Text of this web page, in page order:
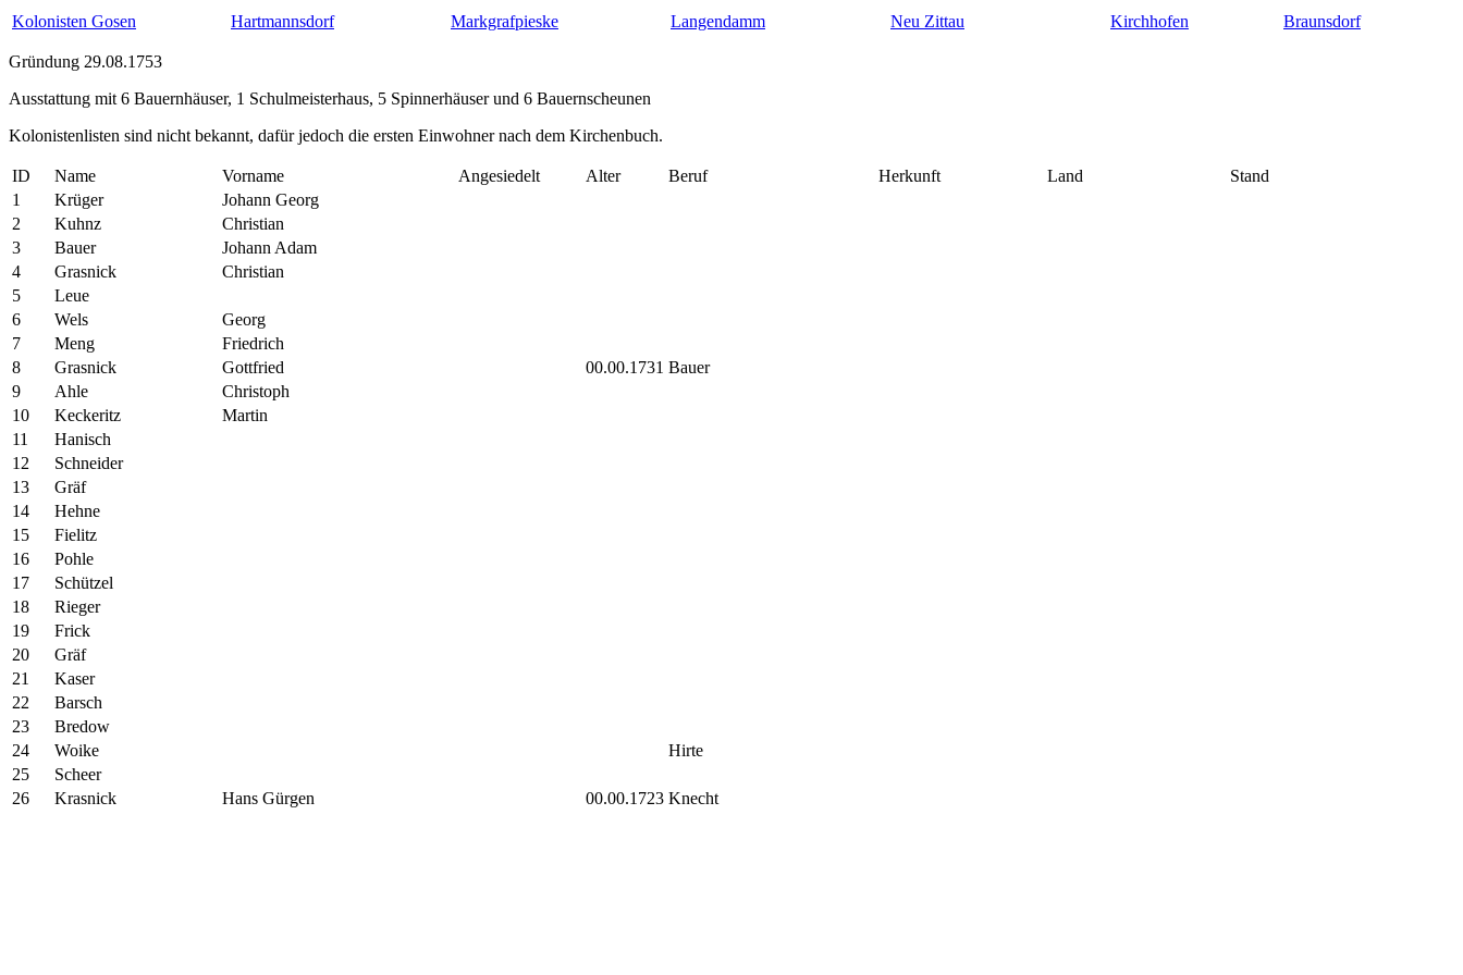
Kolonisten Gosen Hartmannsdorf Markgrafpieske Langendamm Neu Zittau Kirchhofen Braunsdorf
Gründung 29.08.1753
Ausstattung mit 6 Bauernhäuser, 1 Schulmeisterhaus, 5 Spinnerhäuser und 6 Bauernscheunen
Kolonistenlisten sind nicht bekannt, dafür jedoch die ersten Einwohner nach dem Kirchenbuch.
ID Name Vorname Angesiedelt Alter Beruf Herkunft Land
Stand
1
Krüger
Johann Georg
2
Kuhnz
Christian
3
Bauer
Johann Adam
4
Grasnick
Christian
5
Leue
6
Wels
Georg
7
Meng
Friedrich
8
Grasnick Gottfried 00.00.1731 Bauer
9
Ahle
Christoph
10
Keckeritz
Martin
11
Hanisch
12
Schneider
13
Gräf
14
Hehne
15
Fielitz
16
Pohle
17
Schützel
18
Rieger
19
Frick
20
Gräf
21
Kaser
22
Barsch
23
Bredow
24
Woike
Hirte
25
Scheer
26
Krasnick Hans Gürgen 00.00.1723 Knecht